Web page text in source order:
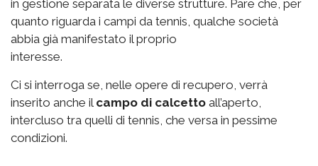
in gestione separata le diverse strutture. Pare che, per
quanto riguarda i campi da tennis, qualche società
abbia già manifestato il proprio
interesse.
Ci si interroga se, nelle opere di recupero, verrà
inserito anche il campo di calcetto all’aperto,
intercluso tra quelli di tennis, che versa in pessime
condizioni.